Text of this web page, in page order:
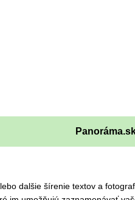
dalšie šírenie textov a